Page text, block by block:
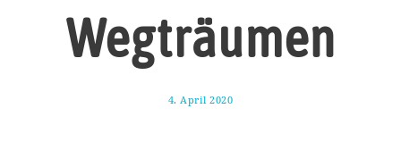
Wegträumen
4. April 2020